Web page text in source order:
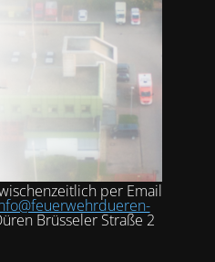
per Email
Brüsseler Straße 2